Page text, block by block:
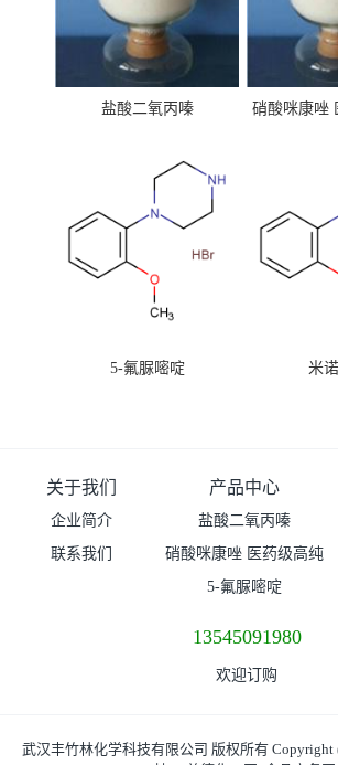
盐酸二氧丙嗪
硝酸咪康唑
5-氟脲嘧啶 米
关于我们
企业简介
联系我们
产品中心
盐酸二氧丙嗪
硝酸咪康唑 医药级高纯
度99%原粉
5-氟脲嘧啶
13545091980
欢迎订购
武汉丰竹林化学科技有限公司 版权所有 Copyright